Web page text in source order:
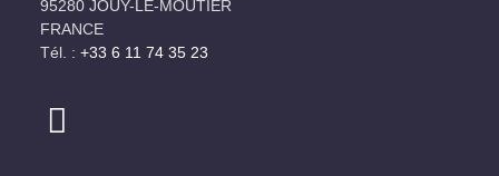
95280 JOUY-LE-MOUTIER
FRANCE
Tél. : +33 6 11 74 35 23‬